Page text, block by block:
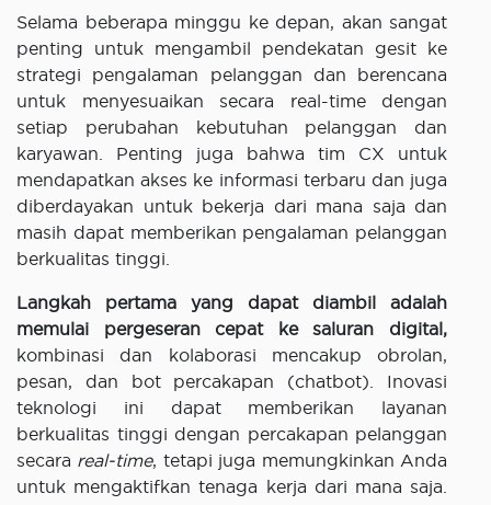
Selama beberapa minggu ke depan, akan sangat
penting untuk mengambil pendekatan gesit ke
strategi pengalaman pelanggan dan berencana
untuk menyesuaikan secara real-time dengan
setiap perubahan kebutuhan pelanggan dan
karyawan. Penting juga bahwa tim CX untuk
mendapatkan akses ke informasi terbaru dan juga
diberdayakan untuk bekerja dari mana saja dan
masih dapat memberikan pengalaman pelanggan
berkualitas tinggi.
Langkah pertama yang dapat diambil adalah
memulai pergeseran cepat ke saluran digital,
kombinasi dan kolaborasi mencakup obrolan,
pesan, dan bot percakapan (chatbot). Inovasi
teknologi ini dapat memberikan layanan
berkualitas tinggi dengan percakapan pelanggan
secara real-time, tetapi juga memungkinkan Anda
untuk mengaktifkan tenaga kerja dari mana saja.